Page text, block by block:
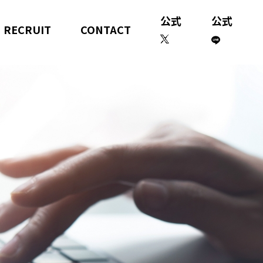
RECRUIT CONTACT
公式 公式